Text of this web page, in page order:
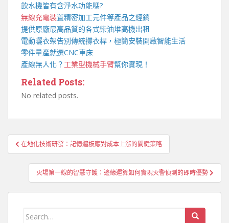
飲水機皆有含淨水功能嗎?
無線充電裝置精密加工元件等產品之經銷
提供原廠最高品質的各式柴油堆高機出租
電動曬衣架告別傳統撐衣桿，極簡安裝開啟智能生活
零件量產就選CNC車床
產線無人化？ 工業型機械手臂幫你實現！
Related Posts:
No related posts.
文
章
在地化技術研發：記憶體板應對成本上漲的關鍵策略
火場第一線的智慧守護：邊緣運算如何實現火警偵測的即時優勢
Search